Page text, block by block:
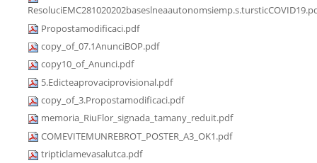
Propostamodificaci.pdf
copy_of_07.1AnunciBOP.pdf
copy10_of_Anunci.pdf
5.Edicteaprovaciprovisional.pdf
copy_of_3.Propostamodificaci.pdf
memoria_RiuFlor_signada_tamany_reduit.pdf
COMEVITEMUNREBROT_POSTER_A3_OK1.pdf
tripticlamevasalutca.pdf